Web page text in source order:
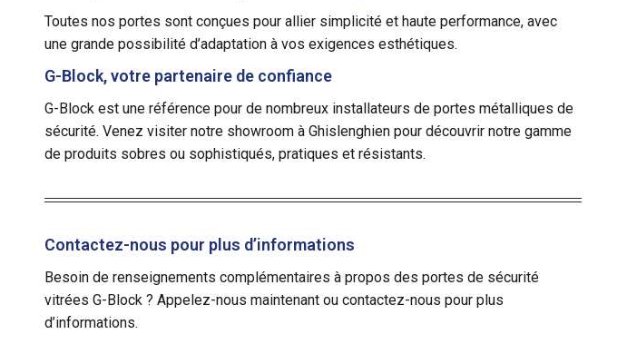
Toutes nos portes sont conçues pour allier simplicité et haute performance, avec
une grande possibilité d’adaptation à vos exigences esthétiques.
G-Block, votre partenaire de confiance
G-Block est une référence pour de nombreux installateurs de portes métalliques de
sécurité. Venez visiter notre showroom à Ghislenghien pour découvrir notre gamme
de produits sobres ou sophistiqués, pratiques et résistants.
Contactez-nous pour plus d’informations
Besoin de renseignements complémentaires à propos des portes de sécurité
vitrées G-Block ? Appelez-nous maintenant ou contactez-nous pour plus
d’informations.